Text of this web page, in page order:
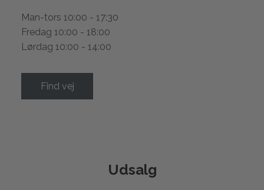
Man-tors 10:00 - 17:30
Fredag 10:00 - 18:00
Lørdag 10:00 - 14:00
Find vej
Udsalg